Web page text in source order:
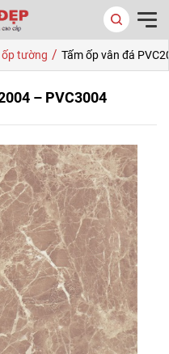
tường / Tấm ốp vân đá
– PVC3004